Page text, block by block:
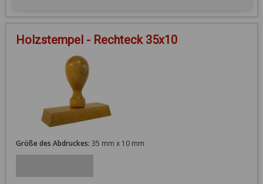
Holzstempel - Rechteck 35x10
Größe des Abdruckes: 35 mm x 10 mm